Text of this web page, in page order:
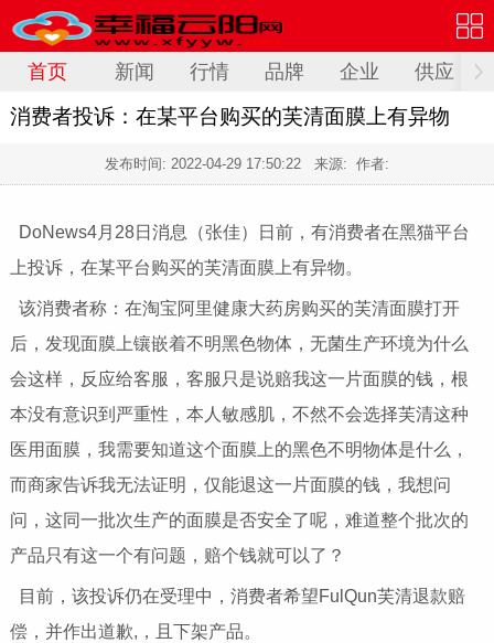
首页 新闻 行情 品牌 企业 供应
消费者投诉：在某平台购买的芙清面膜上有异物
发布时间: 2022-04-29 17:50:22 来源: 作者:
DoNews4月28日消息（张佳）日前，有消费者在黑猫平台
上投诉，在某平台购买的芙清面膜上有异物。
该消费者称：在淘宝阿里健康大药房购买的芙清面膜打开
后，发现面膜上镶嵌着不明黑色物体，无菌生产环境为什么
会这样，反应给客服，客服只是说赔我这一片面膜的钱，根
本没有意识到严重性，本人敏感肌，不然不会选择芙清这种
医用面膜，我需要知道这个面膜上的黑色不明物体是什么，
而商家告诉我无法证明，仅能退这一片面膜的钱，我想问
问，这同一批次生产的面膜是否安全了呢，难道整个批次的
产品只有这一个有问题，赔个钱就可以了？
目前，该投诉仍在受理中，消费者希望FulQun芙清退款赔
偿，并作出道歉,，且下架产品。